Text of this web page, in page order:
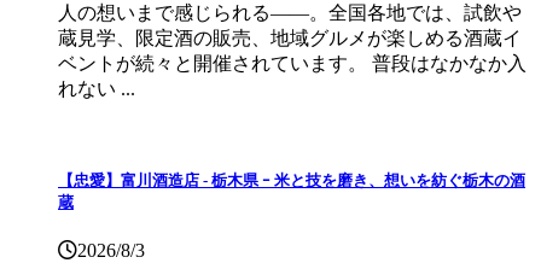
人の想いまで感じられる——。全国各地では、試飲や
蔵見学、限定酒の販売、地域グルメが楽しめる酒蔵イ
ベントが続々と開催されています。 普段はなかなか入
れない ...
【忠愛】富川酒造店 ‐ 栃木県 ｰ 米と技を磨き、想いを紡ぐ栃木の酒
蔵
2026/8/3